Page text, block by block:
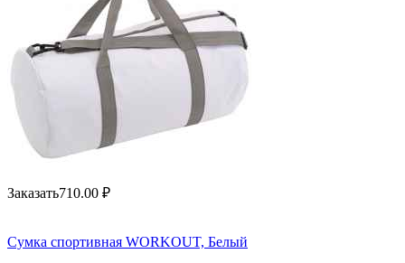
Заказать710.00 ₽
Сумка спортивная WORKOUT, Белый